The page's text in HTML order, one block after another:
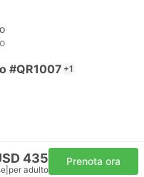
#QR1007 +1
435
per adulto
Prenota ora